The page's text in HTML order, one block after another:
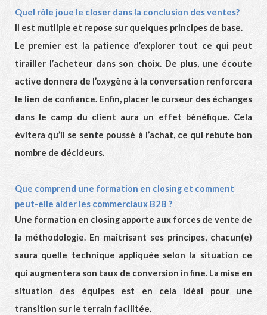
Quel rôle joue le closer dans la conclusion des ventes?
Il est mutliple et repose sur quelques principes de base.
Le premier est la patience d’explorer tout ce qui peut
tirailler l’acheteur dans son choix. De plus, une écoute
active donnera de l’oxygène à la conversation renforcera
le lien de confiance. Enfin, placer le curseur des échanges
dans le camp du client aura un effet bénéfique. Cela
évitera qu’il se sente poussé à l’achat, ce qui rebute bon
nombre de décideurs.
Que comprend une formation en closing et comment
peut-elle aider les commerciaux B2B ?
Une formation en closing apporte aux forces de vente de
la méthodologie. En maîtrisant ses principes, chacun(e)
saura quelle technique appliquée selon la situation ce
qui augmentera son taux de conversion in fine. La mise en
situation des équipes est en cela idéal pour une
transition sur le terrain facilitée.